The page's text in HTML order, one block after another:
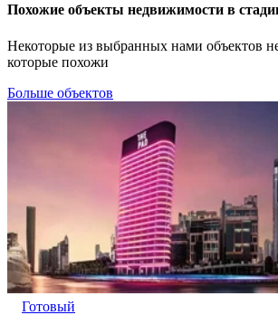
Похожие объекты недвижимости в
Некоторые из выбранных нами объектов
которые похожи
Больше объектов
Готовый